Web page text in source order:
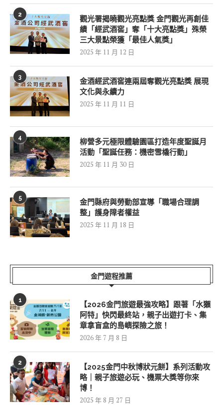
2
觀光署揭曉觀光亮點獎 金門觀光再創佳
績「經武酒窖」奪「十大亮點獎」殊榮
三大景點榮獲「最佳人氣獎」
2025 年 11 月 12 日
3
金酒經武酒窖連兩屆奪觀光亮點獎 展現
文化與永續力
2025 年 11 月 11 日
4
柳營多元極限體驗園區打造年度聖誕月
活動「聖誕任務：機密雪橇行動」
2025 年 11 月 30 日
5
金門縣府與勞動部宣導「職場合理調
整」護身障者權益
2025 年 11 月 18 日
金門遊程推薦
1
【2026金門旅遊最強攻略】跟著「水獺
阿特」快閃最終站，親子出遊打卡、集
章拿盲盒的島嶼探險之旅！
2026 年 7 月 8 日
2
【2025金門中秋博狀元餅】系列活動攻
略｜親子旅遊必玩、機票大獎等你來
博！
2025 年 8 月 27 日